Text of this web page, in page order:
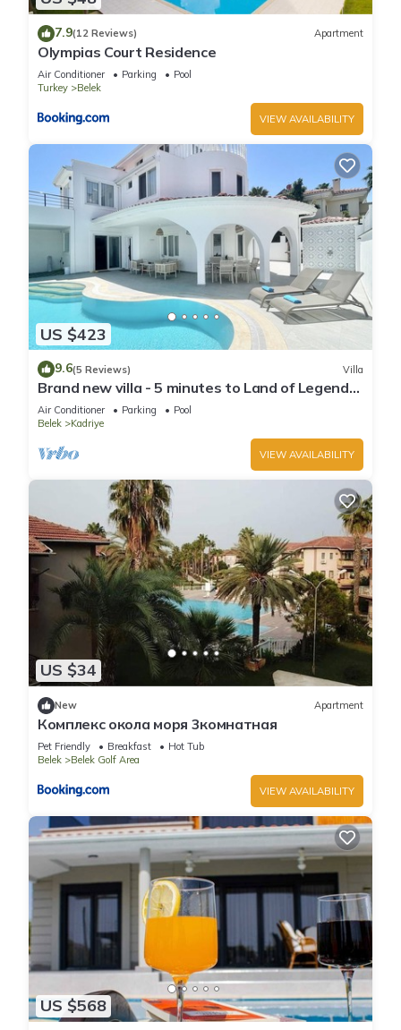
7.9(12 Reviews) Apartment
Olympias Court Residence
Air Conditioner Parking
Pool
Turkey
Belek
VIEW AVAILABILITY
US $423
9.6(5 Reviews) Villa
Brand new villa - 5 minutes to Land of Legends
and Beach
Air Conditioner Parking
Pool
Belek
Kadriye
VIEW AVAILABILITY
US $34
New Apartment
Комплекс окола моря 3комнатная
Pet Friendly Breakfast
Hot Tub
Belek
Belek Golf Area
VIEW AVAILABILITY
US $568